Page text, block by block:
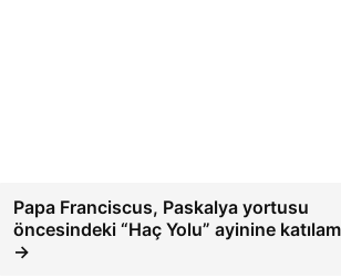
Papa Franciscus, Paskalya yortusu
öncesindeki “Haç Yolu” ayinine
→